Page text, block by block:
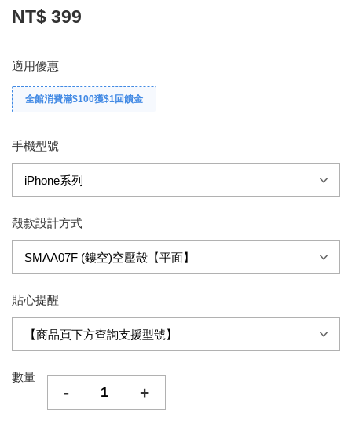
NT$ 399
適用優惠
全館消費滿$100獲$1回饋金
手機型號
殼款設計方式
貼心提醒
數量
- +